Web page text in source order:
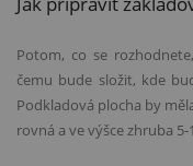
Potom, co se
čemu bude složit, kde
Podkladová plocha by
rovná a ve výšce zhruba